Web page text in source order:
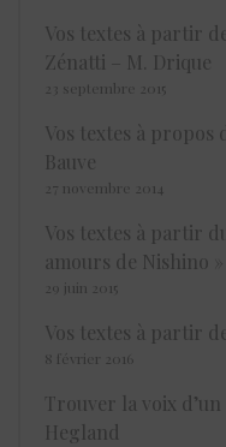
Vos textes à partir
Zénatti – M. Drique
23 septembre 2015
Vos textes à propos
Bauve
27 novembre 2014
Vos textes à partir
amours de Nishino »
29 juin 2015
Vos textes à partir
8 février 2016
Trouver la voix
Hegland